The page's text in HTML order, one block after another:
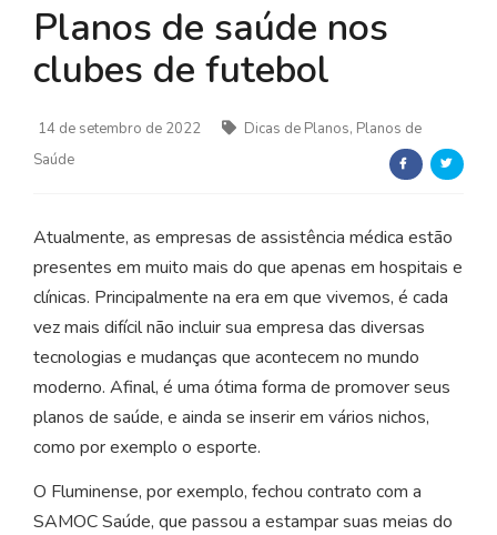
Planos de saúde nos
clubes de futebol
14 de setembro de 2022
Dicas de Planos, Planos de
Saúde
Atualmente, as empresas de assistência médica estão
presentes em muito mais do que apenas em hospitais e
clínicas. Principalmente na era em que vivemos, é cada
vez mais difícil não incluir sua empresa das diversas
tecnologias e mudanças que acontecem no mundo
moderno. Afinal, é uma ótima forma de promover seus
planos de saúde, e ainda se inserir em vários nichos,
como por exemplo o esporte.
O Fluminense, por exemplo, fechou contrato com a
SAMOC Saúde, que passou a estampar suas meias do